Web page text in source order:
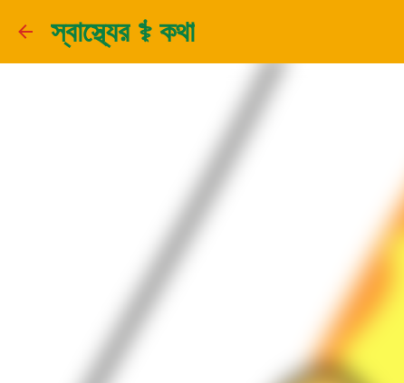
স্বাস্থ্যের ⚕️ কথা